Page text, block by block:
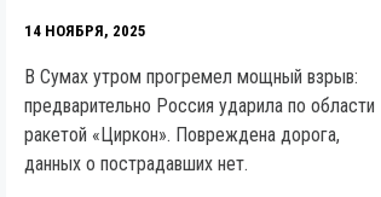
14 НОЯБРЯ, 2025
В Сумах утром прогремел мощный взрыв:
предварительно Россия ударила по области
ракетой «Циркон». Повреждена дорога,
данных о пострадавших нет.